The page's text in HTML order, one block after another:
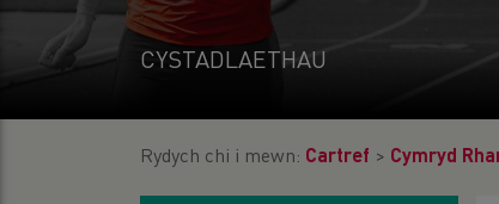
CYSTADLAETHAU
Rydych chi i mewn: Cartref > Cymryd